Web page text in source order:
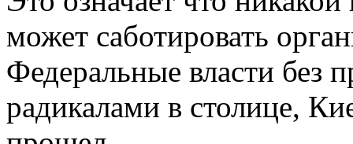
может саботировать
Федеральные власти без
радикалами в столице,